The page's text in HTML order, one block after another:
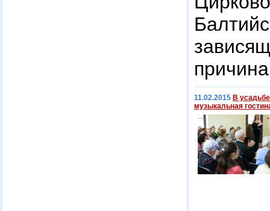
11.02.2015 В
музыкальная